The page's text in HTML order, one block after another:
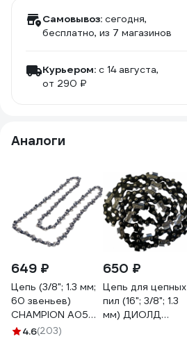
Самовывоз: сегодня,
бесплатно, из 7 магазинов
Курьером: c 14 августа,
от 290 ₽
Аналоги
649 ₽
Цепь (3/8"; 1.3 мм;
60 звеньев)
CHAMPION A050-
VS-60E
4.6(203)
650 ₽
Цепь для цепных
пил (16"; 3/8"; 1.3
мм) ДИОЛД